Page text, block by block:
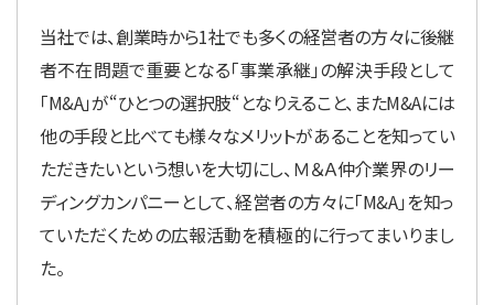
当社では、創業時から1社でも多くの経営者の方々に後継
者不在問題で重要となる「事業承継」の解決手段として
「M&A」が“ひとつの選択肢“となりえること、またM&Aには
他の手段と比べても様々なメリットがあることを知ってい
ただきたいという想いを大切にし、Ｍ＆Ａ仲介業界のリー
ディングカンパニーとして、経営者の方々に「M&A」を知っ
ていただくための広報活動を積極的に行ってまいりまし
た。